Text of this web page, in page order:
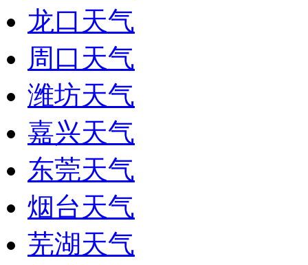
龙口天气
周口天气
潍坊天气
嘉兴天气
东莞天气
烟台天气
芜湖天气